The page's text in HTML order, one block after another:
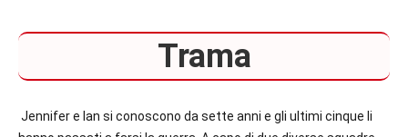
Trama
Jennifer e Ian si conoscono da sette anni e gli ultimi cinque li